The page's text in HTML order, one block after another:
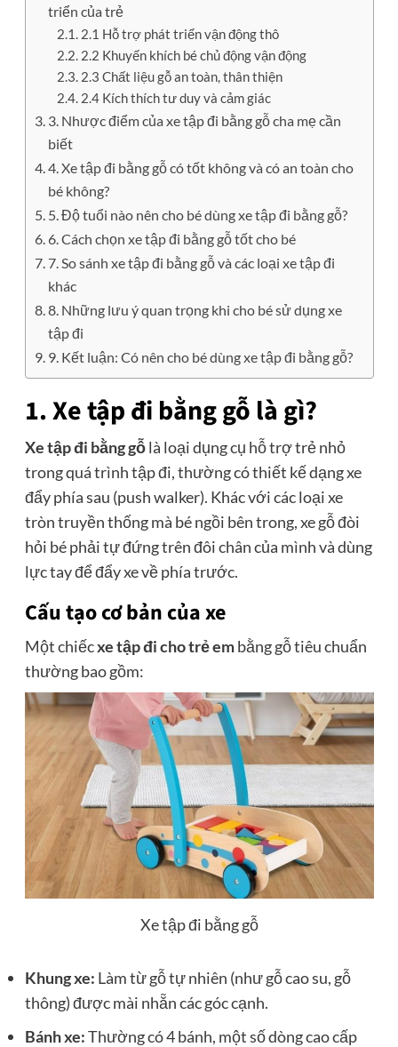
triển của trẻ
2.1 Hỗ trợ phát triển vận động thô
2.2 Khuyến khích bé chủ động vận động
2.3 Chất liệu gỗ an toàn, thân thiện
2.4 Kích thích tư duy và cảm giác
3. Nhược điểm của xe tập đi bằng gỗ cha mẹ cần
biết
4. Xe tập đi bằng gỗ có tốt không và có an toàn cho
bé không?
5. Độ tuổi nào nên cho bé dùng xe tập đi bằng gỗ?
6. Cách chọn xe tập đi bằng gỗ tốt cho bé
7. So sánh xe tập đi bằng gỗ và các loại xe tập đi
khác
8. Những lưu ý quan trọng khi cho bé sử dụng xe
tập đi
9. Kết luận: Có nên cho bé dùng xe tập đi bằng gỗ?
1. Xe tập đi bằng gỗ là gì?
Xe tập đi bằng gỗlà loại dụng cụ hỗ trợ trẻ nhỏ
trong quá trình tập đi, thường có thiết kế dạng xe
đẩy phía sau (push walker). Khác với các loại xe
tròn truyền thống mà bé ngồi bên trong, xe gỗ đòi
hỏi bé phải tự đứng trên đôi chân của mình và dùng
lực tay để đẩy xe về phía trước.
Cấu tạo cơ bản của xe
Một chiếcxe tập đi cho trẻ embằng gỗ tiêu chuẩn
thường bao gồm:
Xe tập đi bằng gỗ
Khung xe: Làm từ gỗ tự nhiên (như gỗ cao su, gỗ
thông) được mài nhẵn các góc cạnh.
Bánh xe:Thường có 4 bánh, một số dòng cao cấp